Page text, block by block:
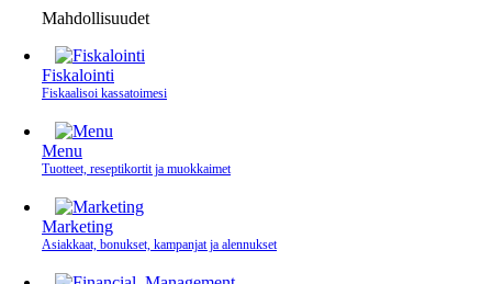
Mahdollisuudet
Fiskalointi
Fiskaalisoi kassatoimesi
Menu
Tuotteet, reseptikortit ja muokkaimet
Marketing
Asiakkaat, bonukset, kampanjat ja alennukset